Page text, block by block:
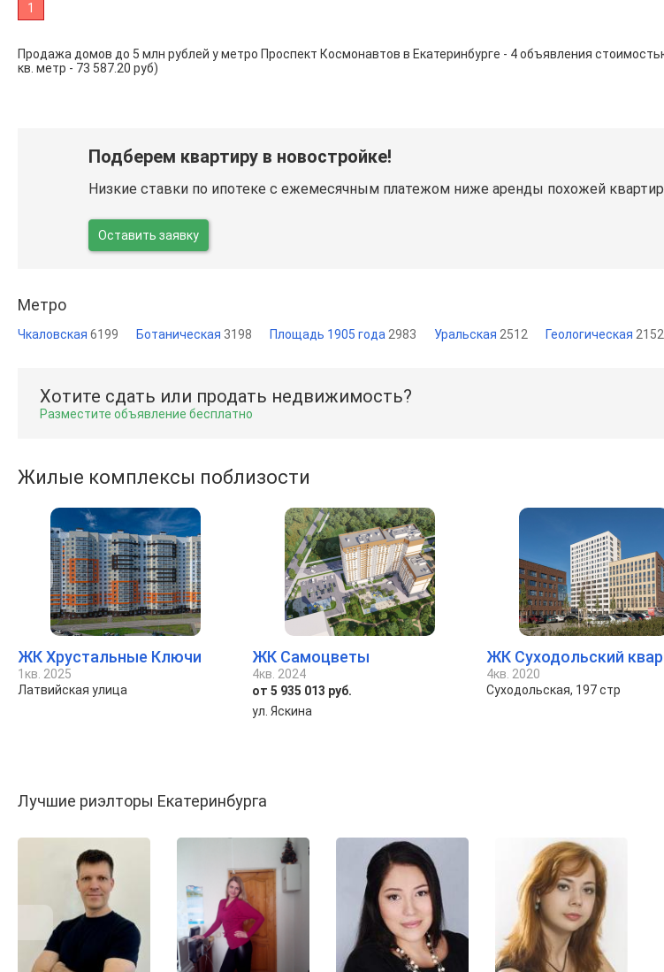
1
Продажа домов до 5 млн рублей у метро Проспект Космонавтов в Екатеринбурге - 4 объявления
кв. метр - 73 587.20 руб)
Подберем квартиру в новостройке!
Низкие ставки по ипотеке с ежемесячным платежом ниже аренды похожей
Оставить заявку
Метро
Чкаловская 6199 Ботаническая 3198 Площадь 1905 года 2983 Уральская 2512 Геологическая 2152
Хотите сдать или продать недвижимость?
Разместите объявление бесплатно
Жилые комплексы поблизости
ЖК Хрустальные Ключи
1кв. 2025
Латвийская улица
ЖК Самоцветы
4кв. 2024
от 5 935 013 руб.
ул. Яскина
ЖК Суходольский
4кв. 2020
Суходольская, 197 стр
Лучшие риэлторы Екатеринбурга